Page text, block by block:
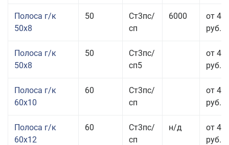
Полоса г/к
50x8
50
Ст3пс/
сп
6000
от 45
руб.
Полоса г/к
50x8
50
Ст3пс/
сп5
от 45
руб.
Полоса г/к
60x10
60
Ст3пс/
сп
от 41
руб.
Полоса г/к
60x12
60
Ст3пс/
сп
н/д
от 44
руб.